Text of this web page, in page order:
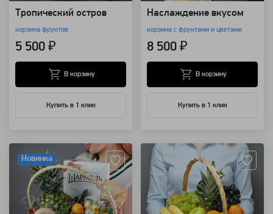
Тропический остров
корзина фруктов
5 500 ₽
Купить в 1 клик
В корзину
Наслаждение вкусом
корзина с фруктами и цветами
8 500 ₽
Купить в 1 клик
В корзину
Новинка